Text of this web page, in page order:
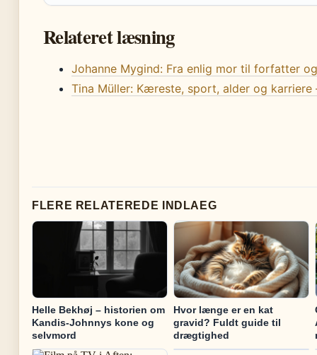
Relateret læsning
Johanne Mygind: Fra enlig mor til forfatter
Tina Müller: Kæreste, sport, alder og karriere
FLERE RELATEREDE INDLAEG
Helle Bekhøj – historien om
Kandis-Johnnys kone og
selvmord
Hvor længe er en kat
gravid? Fuldt guide til
drægtighed